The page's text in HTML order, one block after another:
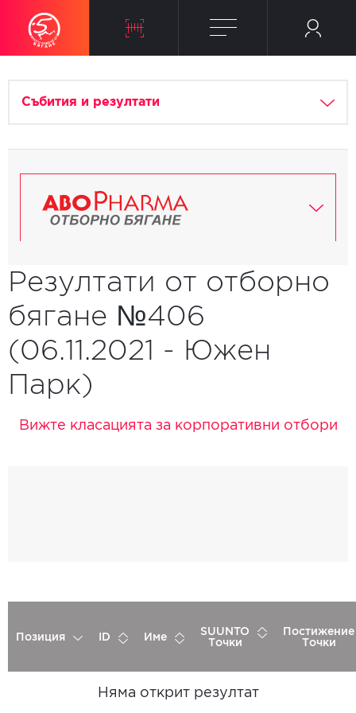
Събития и резултати
Резултати от отборно
бягане №406
(06.11.2021 - Южен
Парк)
Вижте класацията за корпоративни отбори
Позиция ID Име
SUUNTO
Точки
Постижение
Точки
Няма открит резултат